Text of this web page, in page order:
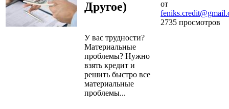
Другое)
У вас трудности?
Материальные
проблемы? Нужно
взять кредит и
решить быстро все
материальные
проблемы...
от
2735 просмотров